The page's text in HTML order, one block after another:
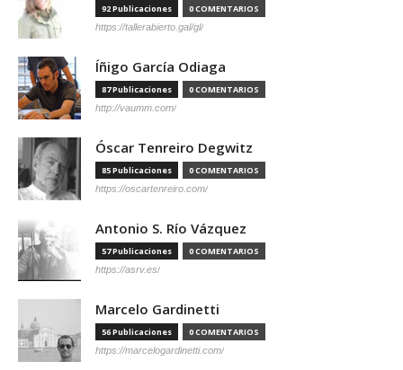
92 Publicaciones 0 COMENTARIOS
https://tallerabierto.gal/gl/
Íñigo García Odiaga
87 Publicaciones 0 COMENTARIOS
http://vaumm.com/
Óscar Tenreiro Degwitz
85 Publicaciones 0 COMENTARIOS
https://oscartenreiro.com/
Antonio S. Río Vázquez
57 Publicaciones 0 COMENTARIOS
https://asrv.es/
Marcelo Gardinetti
56 Publicaciones 0 COMENTARIOS
https://marcelogardinetti.com/